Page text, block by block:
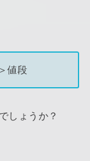
値段
しょうか？